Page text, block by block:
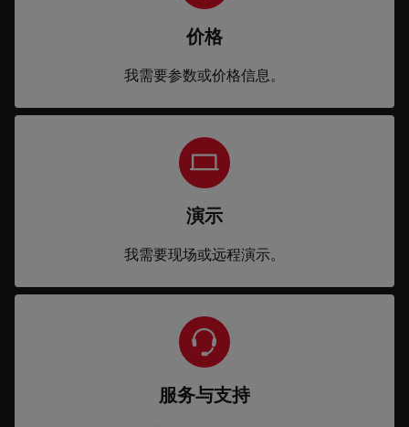
价格
我需要参数或价格信息。
演示
我需要现场或远程演示。
服务与支持